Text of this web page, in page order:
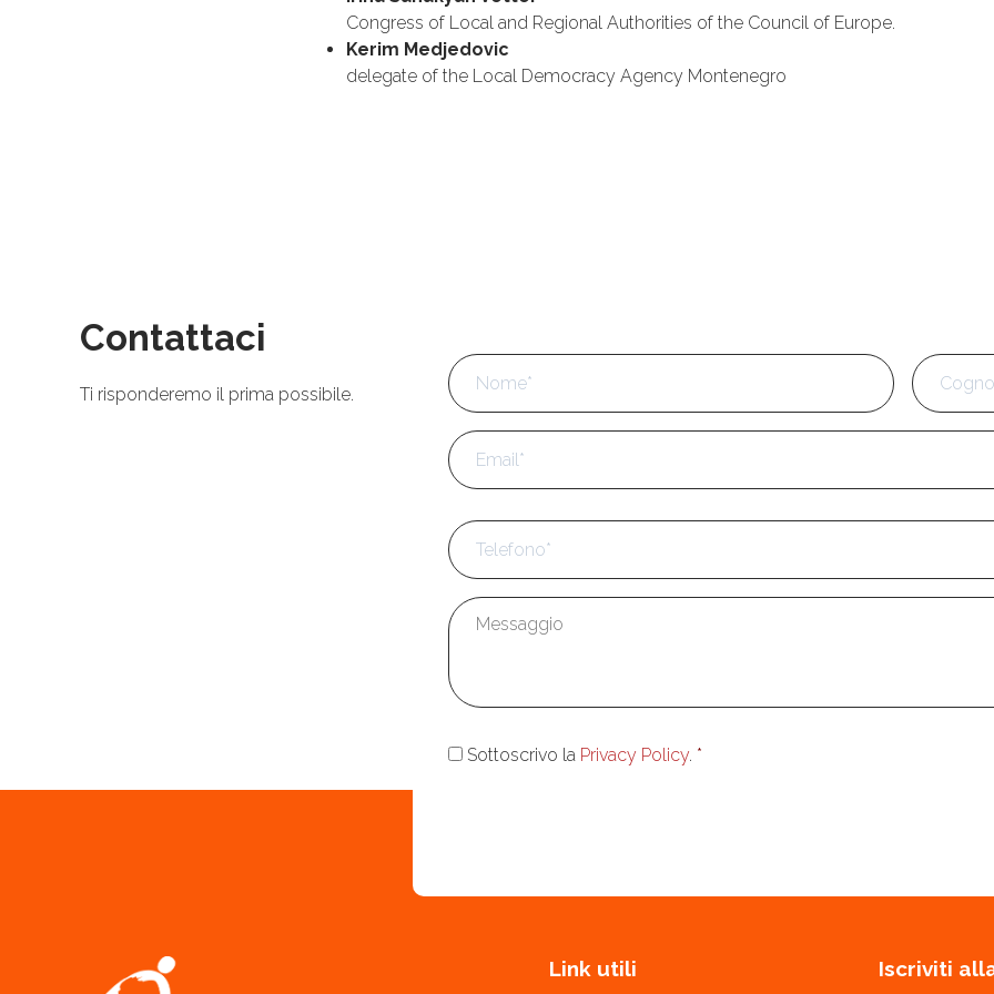
Congress of Local and Regional Authorities of the Council of Europe.
Kerim Medjedovic
delegate of the Local Democracy Agency Montenegro
Contattaci
Ti risponderemo il prima possibile.
Nome * Nome
Email
Telefono *
Messaggio
Consenso
Sottoscrivo la Privacy Policy. *
Link utili Iscriviti